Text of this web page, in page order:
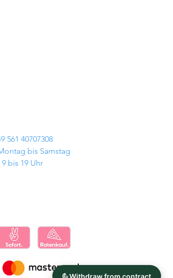
561 40707308
bis Samstag
bis 19 Uhr